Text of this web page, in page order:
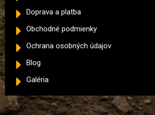
Doprava a platba
Obchodné podmienky
Ochrana osobných údajov
Blog
Galéria